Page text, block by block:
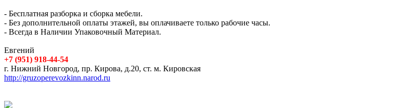
- Бесплатная разборка и сборка мебели.
- Без дополнительной оплаты этажей, вы оплачиваете только рабочие часы.
- Всегда в Наличии Упаковочный Материал.
Евгений
+7 (951) 918-44-54
г. Нижний Новгород, пр. Кирова, д.20, ст. м. Кировская
http://gruzoperevozkinn.narod.ru